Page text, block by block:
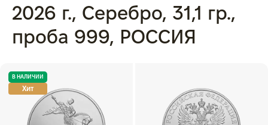
2026 г., Серебро, 31,1 гр.,
проба 999, РОССИЯ
В НАЛИЧИИ
Хит